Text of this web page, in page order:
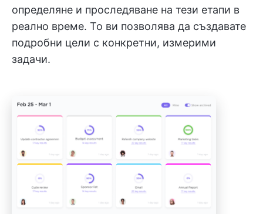
определяне и проследяване на тези етапи в
реално време. То ви позволява да създавате
подробни цели с конкретни, измерими
задачи.